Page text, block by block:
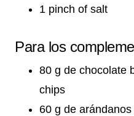
1 pinch of salt
Para los
80 g de chocolate
chips
60 g de